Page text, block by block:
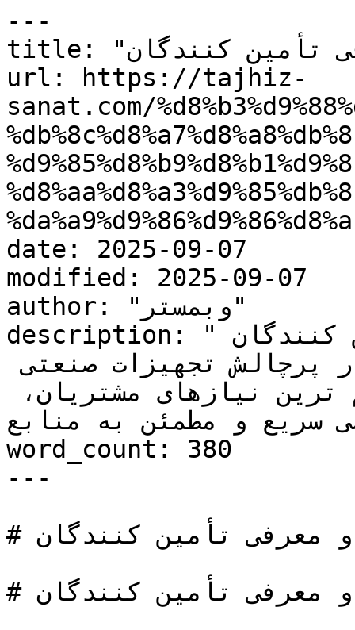
---
title: "سورس یابی و معرفی تأمین کنندگان"
url: https://tajhiz-
sanat.com/
date: 2025-09-07
modified: 2025-09-07
author: "وبمستر"
description: "سورس یابی و معرفی تأمین کنندگان
مزایای اصلی خدمات ما در بازار پرچالش تجهیزات صنعتی
سریع و مطمئن به منابع..."
word_count: 380
---
# سورس یابی و معرفی تأمین کنندگان
# سورس یابی و معرفی تأمین کنندگان